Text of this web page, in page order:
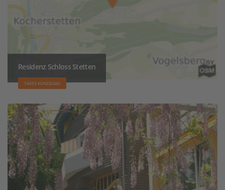
Residenz Schloss Stetten
74653 KÜNZELSAU